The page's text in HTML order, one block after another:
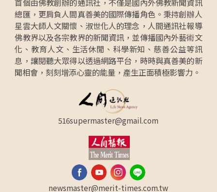
首個由佛教創辦的通訊社，不僅是國內外佛教新聞資訊
總匯，更肩負人間真善美的國際傳播角色。秉持創辦人
星雲大師人文關懷、淑世化人的理念，人間通訊社報導
佛教界以及各宗教界的新聞資訊，並傳播國內外藝術文
化、教育人文、生活休閒、科學新知、慈善公益等訊
息，讓閱聽大眾得以透過網路平台，時時與真善美的新
聞相會，刻刻增添心靈的能量，產生正面積極影響力。
516supermaster@gmail.com
newsmaster@merit-times.com.tw